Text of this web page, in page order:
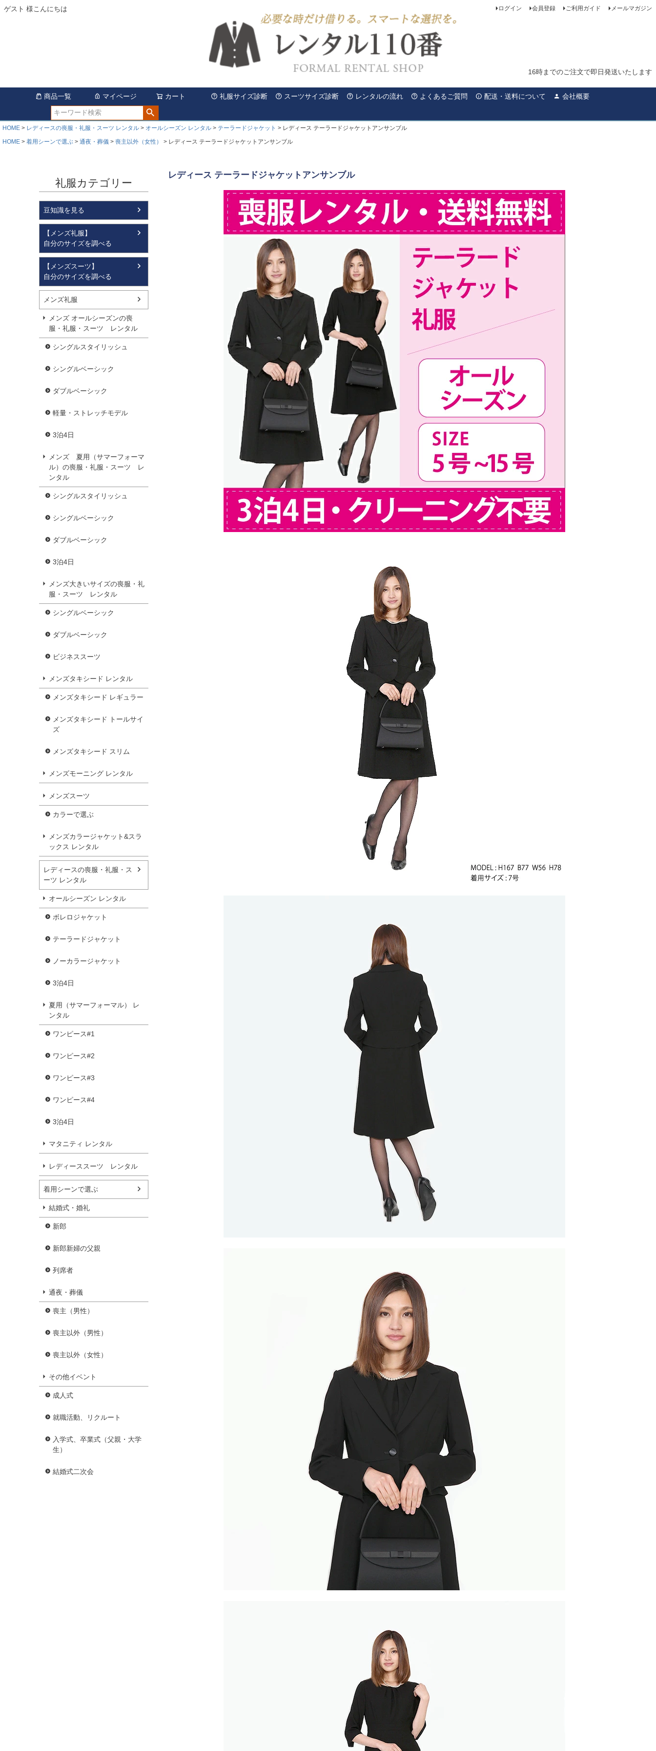
ゲスト 様こんにちは ログイン 会員登録 ご利用ガイド メールマガジン
16時までのご注文で即日発送いたします
商品一覧 マイページ カート 礼服サイズ診断 スーツサイズ診断 レンタルの流れ よくあるご質問 配送・送料について 会社概要
HOME レディースの喪服・礼服・スーツ レンタル オールシーズン レンタル テーラードジャケット
レディース テーラードジャケットアンサンブル
HOME
着用シーンで選ぶ 通夜・葬儀 喪主以外（女性） レディース テーラードジャケットアンサンブル
礼服カテゴリー
豆知識を見る
【メンズ礼服】
自分のサイズを調べる
【メンズスーツ】
自分のサイズを調べる
メンズ礼服
メンズ オールシーズンの喪
服・礼服・スーツ レンタル
シングルスタイリッシュ
シングルベーシック
ダブルベーシック
軽量・ストレッチモデル
3泊4日
メンズ 夏用（サマーフォーマ
ル）の喪服・礼服・スーツ レ
ンタル
シングルスタイリッシュ
シングルベーシック
ダブルベーシック
3泊4日
メンズ大きいサイズの喪服・礼
服・スーツ レンタル
シングルベーシック
ダブルベーシック
ビジネススーツ
メンズタキシード レンタル
メンズタキシード レギュラー
メンズタキシード トールサイ
ズ
メンズタキシード スリム
メンズモーニング レンタル
メンズスーツ
カラーで選ぶ
メンズカラージャケット&スラ
ックス レンタル
レディースの喪服・礼服・ス
ーツ レンタル
オールシーズン レンタル
ボレロジャケット
テーラードジャケット
ノーカラージャケット
3泊4日
夏用（サマーフォーマル） レ
ンタル
ワンピース#1
ワンピース#2
ワンピース#3
ワンピース#4
3泊4日
マタニティ レンタル
レディーススーツ レンタル
着用シーンで選ぶ
結婚式・婚礼
新郎
新郎新婦の父親
列席者
通夜・葬儀
喪主（男性）
喪主以外（男性）
喪主以外（女性）
その他イベント
成人式
就職活動、リクルート
入学式、卒業式（父親・大学
生）
結婚式二次会
レディース テーラードジャケットアンサンブル